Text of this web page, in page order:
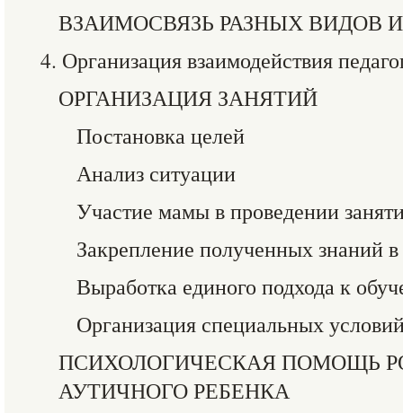
ВЗАИМОСВЯЗЬ РАЗНЫХ ВИДОВ
4. Организация взаимодействия
ОРГАНИЗАЦИЯ ЗАНЯТИЙ
Постановка целей
Анализ ситуации
Участие мамы в проведении
Закрепление полученных знаний
Выработка единого подхода к
Организация специальных
ПСИХОЛОГИЧЕСКАЯ ПОМОЩЬ
АУТИЧНОГО РЕБЕНКА